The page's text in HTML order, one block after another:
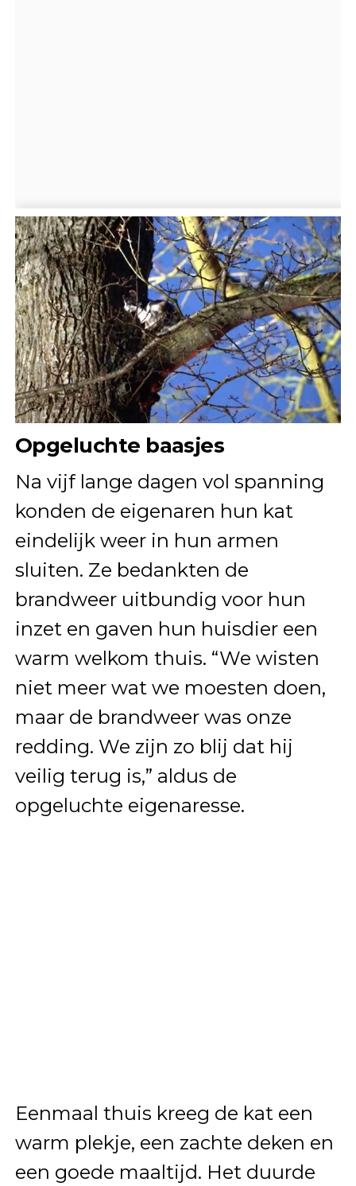
Opgeluchte baasjes
Na vijf lange dagen vol spanning
konden de eigenaren hun kat
eindelijk weer in hun armen
sluiten. Ze bedankten de
brandweer uitbundig voor hun
inzet en gaven hun huisdier een
warm welkom thuis. “We wisten
niet meer wat we moesten doen,
maar de brandweer was onze
redding. We zijn zo blij dat hij
veilig terug is,” aldus de
opgeluchte eigenaresse.
Eenmaal thuis kreeg de kat een
warm plekje, een zachte deken en
een goede maaltijd. Het duurde